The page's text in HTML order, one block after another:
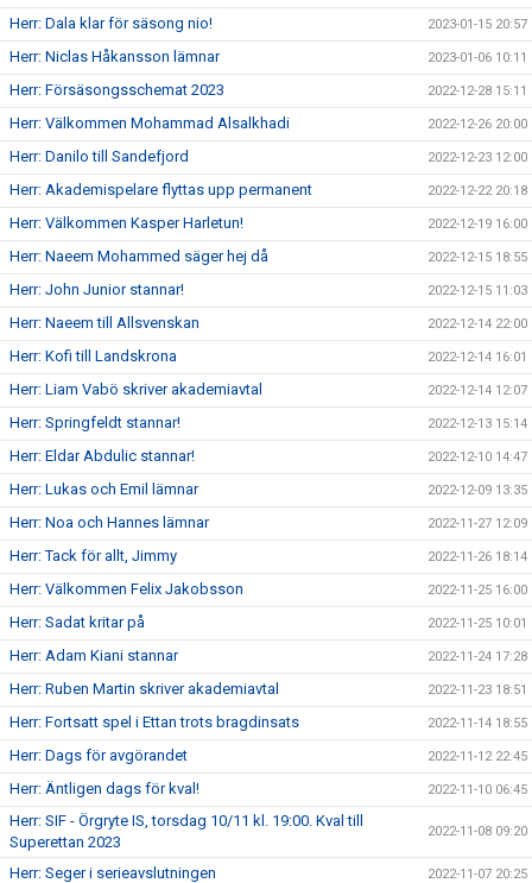
Herr: Dala klar för säsong nio! 2023-01-15 20:57
Herr: Niclas Håkansson lämnar 2023-01-06 10:11
Herr: Försäsongsschemat 2023 2022-12-28 15:11
Herr: Välkommen Mohammad Alsalkhadi 2022-12-26 20:00
Herr: Danilo till Sandefjord 2022-12-23 12:00
Herr: Akademispelare flyttas upp permanent 2022-12-22 20:18
Herr: Välkommen Kasper Harletun! 2022-12-19 16:00
Herr: Naeem Mohammed säger hej då 2022-12-15 18:55
Herr: John Junior stannar! 2022-12-15 11:03
Herr: Naeem till Allsvenskan 2022-12-14 22:00
Herr: Kofi till Landskrona 2022-12-14 16:01
Herr: Liam Vabö skriver akademiavtal 2022-12-14 12:07
Herr: Springfeldt stannar! 2022-12-13 15:14
Herr: Eldar Abdulic stannar! 2022-12-10 14:47
Herr: Lukas och Emil lämnar 2022-12-09 13:35
Herr: Noa och Hannes lämnar 2022-11-27 12:09
Herr: Tack för allt, Jimmy 2022-11-26 18:14
Herr: Välkommen Felix Jakobsson 2022-11-25 16:00
Herr: Sadat kritar på 2022-11-25 10:01
Herr: Adam Kiani stannar 2022-11-24 17:28
Herr: Ruben Martin skriver akademiavtal 2022-11-23 18:51
Herr: Fortsatt spel i Ettan trots bragdinsats 2022-11-14 18:55
Herr: Dags för avgörandet 2022-11-12 22:45
Herr: Äntligen dags för kval! 2022-11-10 06:45
Herr: SIF - Örgryte IS, torsdag 10/11 kl. 19:00. Kval till
Superettan 2023
2022-11-08 09:20
Herr: Seger i serieavslutningen 2022-11-07 20:25